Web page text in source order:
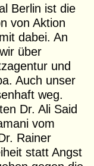
Berlin ist die
von Aktion
dabei. An
über
und
Auch unser
weg.
Dr. Ali Said
vom
Rainer
statt Angst